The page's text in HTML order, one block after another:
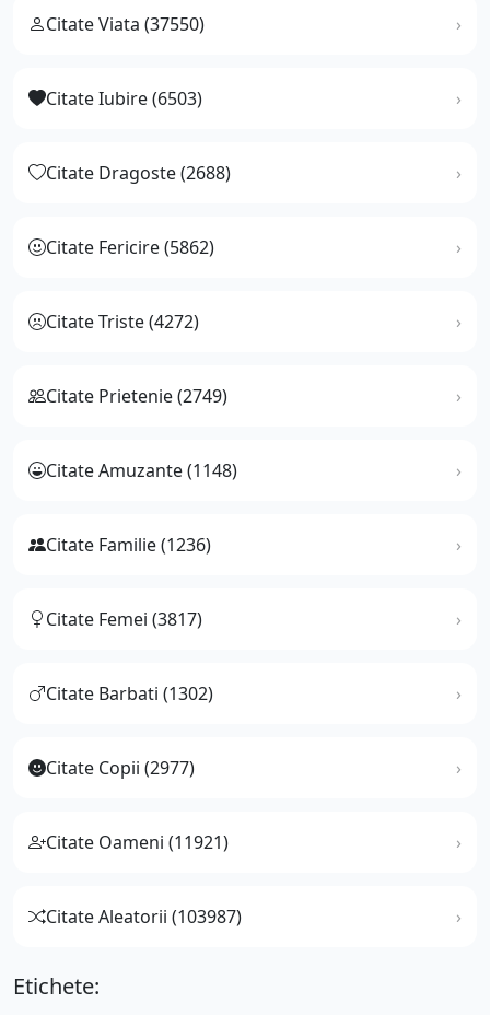
Citate Viata (37550)
Citate Iubire (6503)
Citate Dragoste (2688)
Citate Fericire (5862)
Citate Triste (4272)
Citate Prietenie (2749)
Citate Amuzante (1148)
Citate Familie (1236)
Citate Femei (3817)
Citate Barbati (1302)
Citate Copii (2977)
Citate Oameni (11921)
Citate Aleatorii (103987)
Etichete: